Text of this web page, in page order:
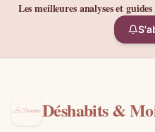
Les meilleures analyses et
Déshabits &